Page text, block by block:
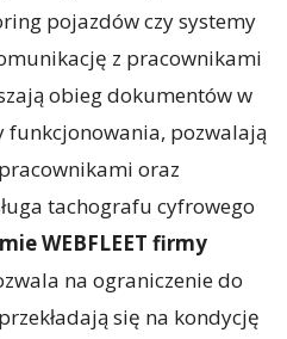
pojazdów czy systemy
z pracownikami
obieg dokumentów w
funkcjonowania, pozwalają
oraz
tachografu cyfrowego
WEBFLEET firmy
na ograniczenie do
się na kondycję